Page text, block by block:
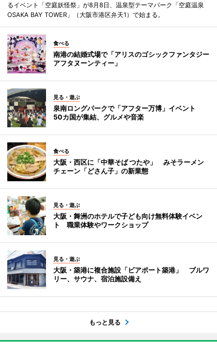
るイベント「空庭妖怪祭」が8月8日、温泉型テーマパーク「空庭温泉
OSAKA BAY TOWER」（大阪市港区弁天1）で始まる。
食べる
南港の結婚式場で「アリスのゴシックファンタジー
アフタヌーンティー」
見る・遊ぶ
泉南ロングパークで「アフター万博」イベント
50カ国が集結、グルメや音楽
食べる
大阪・西区に「中華そば つたや」 みそラーメン
チェーン「どさん子」の新業態
見る・遊ぶ
大阪・舞洲のホテルで子ども向け無料体験イベン
ト 職業体験やワークショップ
見る・遊ぶ
大阪・築港に複合施設「ビアポート築港」 ブルワ
リー、サウナ、宿泊施設備え
もっと見る